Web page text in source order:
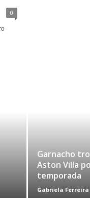
0
Garnacho
Aston Villa
temporada
Gabriela Ferreira